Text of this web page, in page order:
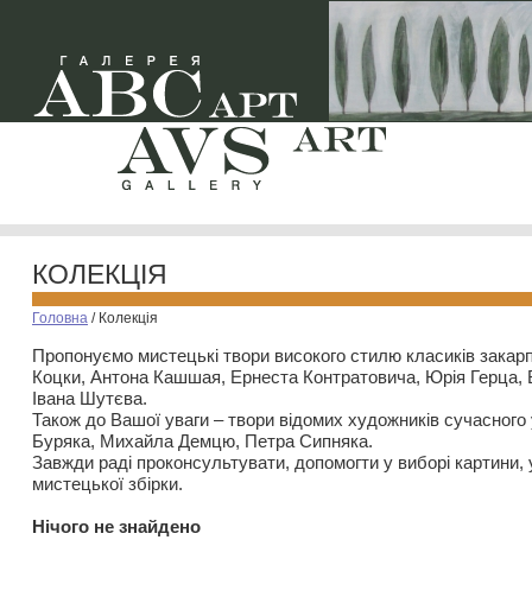
КОЛЕКЦІЯ
Головна / Колекція
Пропонуємо мистецькі твори високого стилю класиків
Коцки, Антона Кашшая, Ернеста Контратовича, Юрія
Івана Шутєва.
Також до Вашої уваги – твори відомих художників
Буряка, Михайла Демцю, Петра Сипняка.
Завжди раді проконсультувати, допомогти у виборі картини,
мистецької збірки.
Нiчого не знайдено